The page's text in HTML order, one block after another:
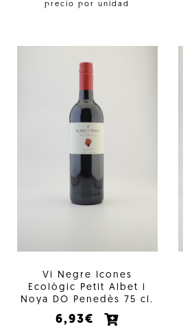
precio por unidad
Vi Negre Icones
Ecològic Petit Albet i
Noya DO Penedès 75 cl.
6,93€